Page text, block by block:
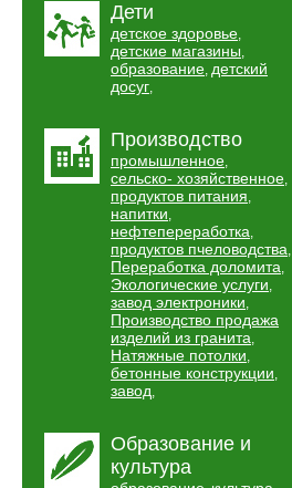
Дети
детское здоровье,
детские магазины,
образование, детский
досуг,
Производство
промышленное,
сельско- хозяйственное,
продуктов питания,
напитки,
нефтепереработка,
продуктов пчеловодства,
Переработка доломита,
Экологические услуги,
завод электроники,
Производство продажа
изделий из гранита,
Натяжные потолки,
бетонные конструкции,
завод,
Образование и
культура